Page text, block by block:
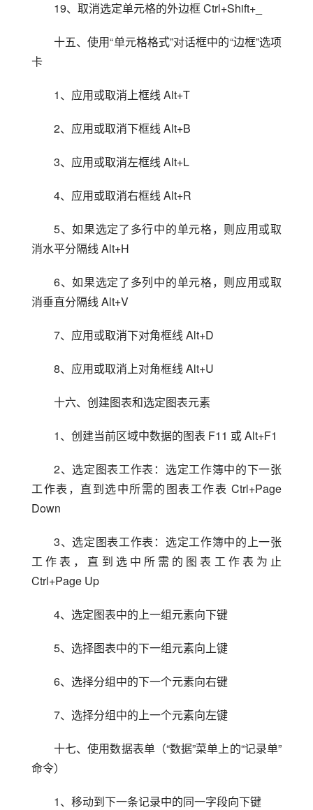
19、取消选定单元格的外边框 Ctrl+Shift+_
十五、使用“单元格格式”对话框中的“边框”选项
卡
1、应用或取消上框线 Alt+T
2、应用或取消下框线 Alt+B
3、应用或取消左框线 Alt+L
4、应用或取消右框线 Alt+R
5、如果选定了多行中的单元格，则应用或取
消水平分隔线 Alt+H
6、如果选定了多列中的单元格，则应用或取
消垂直分隔线 Alt+V
7、应用或取消下对角框线 Alt+D
8、应用或取消上对角框线 Alt+U
十六、创建图表和选定图表元素
1、创建当前区域中数据的图表 F11 或 Alt+F1
2、选定图表工作表：选定工作簿中的下一张
工作表，直到选中所需的图表工作表 Ctrl+Page
Down
3、选定图表工作表：选定工作簿中的上一张
工作表，直到选中所需的图表工作表为止
Ctrl+Page Up
4、选定图表中的上一组元素向下键
5、选择图表中的下一组元素向上键
6、选择分组中的下一个元素向右键
7、选择分组中的上一个元素向左键
十七、使用数据表单（“数据”菜单上的“记录单”
命令）
1、移动到下一条记录中的同一字段向下键